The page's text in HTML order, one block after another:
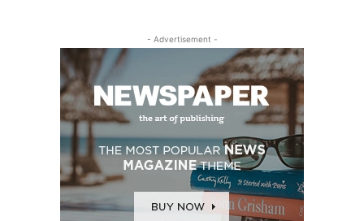
- Advertisement -